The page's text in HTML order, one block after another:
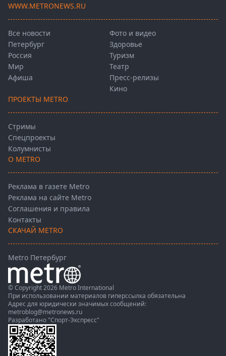
WWW.METRONEWS.RU
Все новости
Петербург
Россия
Мир
Афиша
Фото и видео
Здоровье
Туризм
Театр
Пресс-релизы
Кино
ПРОЕКТЫ METRO
Стримы
Спецпроекты
Колумнисты
О METRO
Реклама в газете Metro
Реклама на сайте Metro
Соглашения и правила
Контакты
СКАЧАЙ METRO
Metro Петербург
© Copyright 2026 Metro International
При использовании материалов гиперссылка обязательна
Адрес для юридически значимых сообщений:
metroblog@metronews.ru
Разработано "Спорт-Экспресс"